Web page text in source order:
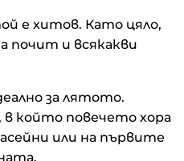
е хитов. Като цяло,
почит и всякакви
за лятото.
който повечето хора
или на първите